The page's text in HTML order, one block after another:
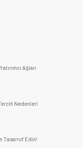
Ağları
Nedenleri
Tasarruf Edin!